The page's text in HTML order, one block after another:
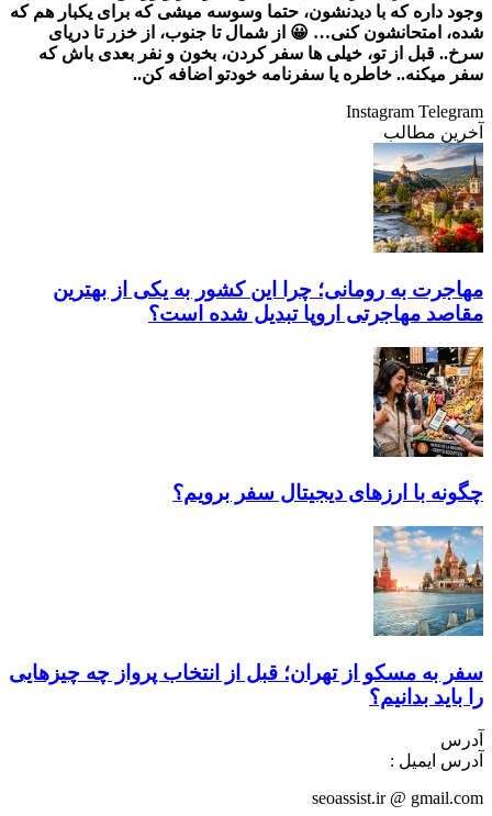
وجود داره که با دیدنشون، حتما وسوسه میشی که برای یکبار هم که
شده، امتحانشون کنی… 😀 از شمال تا جنوب، از خزر تا دریای
سرخ.. قبل از تو، خیلی ها سفر کردن، بخون و نفر بعدی باش که
سفر میکنه.. خاطره یا سفرنامه خودتو اضافه کن..
Instagram Telegram
آخرین مطالب
مهاجرت به رومانی؛ چرا این کشور به یکی از بهترین
مقاصد مهاجرتی اروپا تبدیل شده است؟
چگونه با ارز‌های دیجیتال سفر برویم؟
سفر به مسکو از تهران؛ قبل از انتخاب پرواز چه چیزهایی
را باید بدانیم؟
آدرس
آدرس ایمیل :
seoassist.ir @ gmail.com